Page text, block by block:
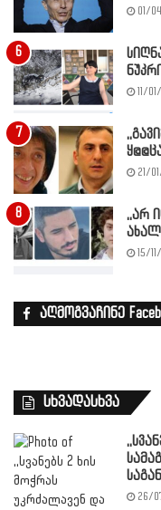
01/
11/
21/
,,არ
15/
აღმოგვაჩინე
სხვადასხვა
26/